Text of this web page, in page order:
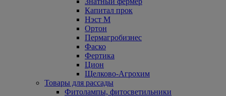
Капитал прок
Нэст М
Ортон
Пермагробизнес
Фаско
Фертика
Цион
Щелково-Агрохим
Товары для рассады
Фитолампы, фитосветильники